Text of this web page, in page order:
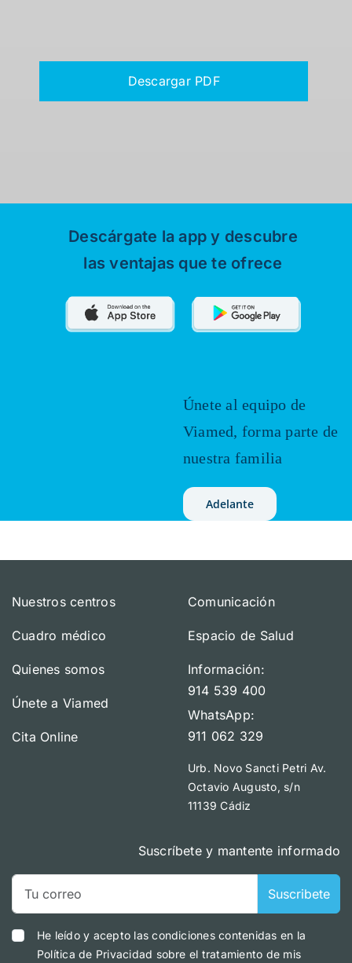
Descargar PDF
Descárgate la app y descubre
las ventajas que te ofrece
Únete al equipo de
Viamed, forma parte de
nuestra familia
Adelante
Nuestros centros
Cuadro médico
Quienes somos
Únete a Viamed
Cita Online
Comunicación
Espacio de Salud
Información:
914 539 400
WhatsApp:
911 062 329
Urb. Novo Sancti Petri Av.
Octavio Augusto, s/n
11139 Cádiz
Suscríbete y mantente informado
Suscribete
He leído y acepto las condiciones contenidas en la
Política de Privacidad sobre el tratamiento de mis